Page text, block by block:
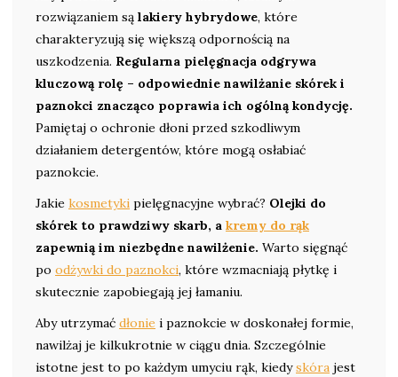
rozwiązaniem są lakiery hybrydowe, które
charakteryzują się większą odpornością na
uszkodzenia. Regularna pielęgnacja odgrywa
kluczową rolę – odpowiednie nawilżanie skórek i
paznokci znacząco poprawia ich ogólną kondycję.
Pamiętaj o ochronie dłoni przed szkodliwym
działaniem detergentów, które mogą osłabiać
paznokcie.
Jakie kosmetyki pielęgnacyjne wybrać? Olejki do
skórek to prawdziwy skarb, a kremy do rąk
zapewnią im niezbędne nawilżenie. Warto sięgnąć
po odżywki do paznokci, które wzmacniają płytkę i
skutecznie zapobiegają jej łamaniu.
Aby utrzymać dłonie i paznokcie w doskonałej formie,
nawilżaj je kilkukrotnie w ciągu dnia. Szczególnie
istotne jest to po każdym umyciu rąk, kiedyskóra jest